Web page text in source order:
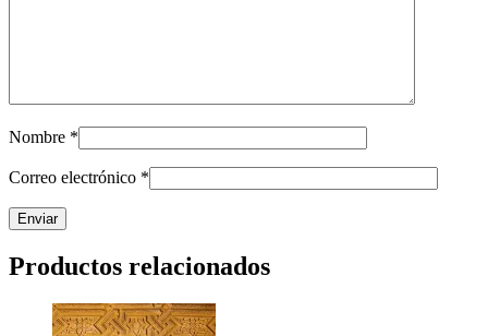
Nombre *
Correo electrónico *
Productos relacionados